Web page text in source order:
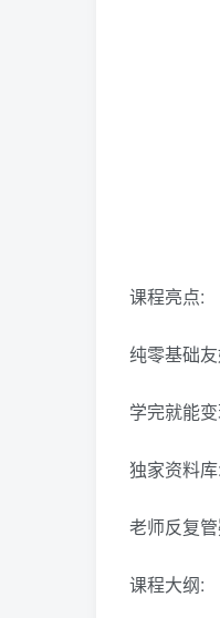
课程亮点:
纯零基础
学完就能
独家资料
老师反复
课程大纲: